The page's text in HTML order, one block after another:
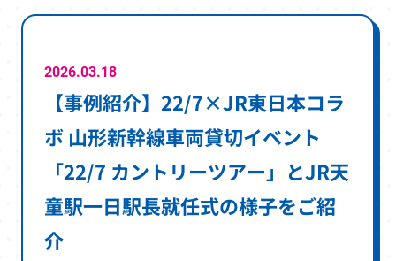
2026.03.18
【事例紹介】22/7×JR東日本コラ
ボ 山形新幹線車両貸切イベント
「22/7 カントリーツアー」とJR天
童駅一日駅長就任式の様子をご紹
介